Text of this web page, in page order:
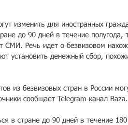
изменить для иностранных
до 90 дней в течение полугода,
СМИ. Речь идет о безвизовом
установить денежный сбор,
из безвизовых стран в России
сообщает Telegram-канал Baza.
в стране до 90 дней в течение